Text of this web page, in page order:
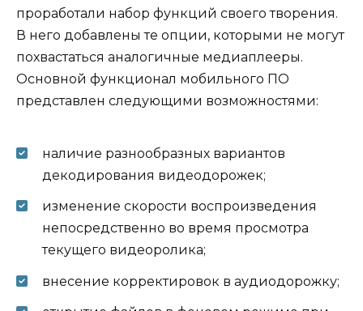
проработали набор функций своего творения.
В него добавлены те опции, которыми не могут
похвастаться аналогичные медиаплееры.
Основной функционал мобильного ПО
представлен следующими возможностями:
наличие разнообразных вариантов
декодирования видеодорожек;
изменение скорости воспроизведения
непосредственно во время просмотра
текущего видеоролика;
внесение корректировок в аудиодорожку;